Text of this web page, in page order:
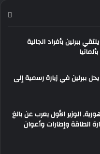
ببرلين بأفراد الجالية
ببرلين في زيارة رسمية إلى
الوزير الأول يعرب عن بالغ
الطاقة وإطارات وأعوان